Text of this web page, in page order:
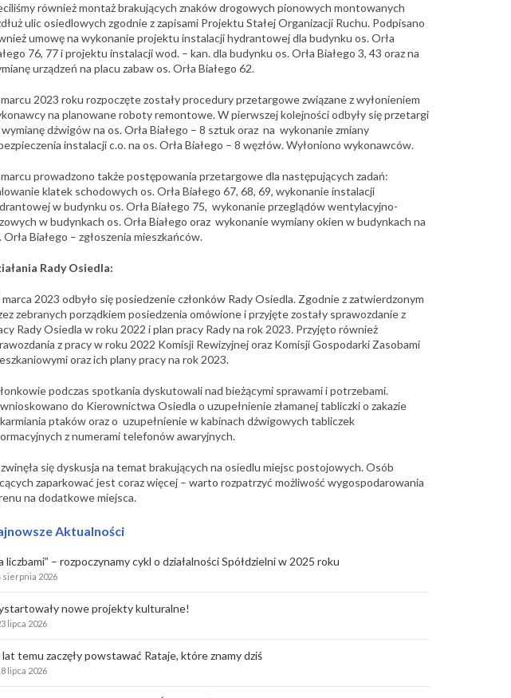
również montaż brakujących znaków drogowych pionowych montowanych
ulic osiedlowych zgodnie z zapisami Projektu Stałej Organizacji Ruchu. Podpisano
umowę na wykonanie projektu instalacji hydrantowej dla budynku os. Orła
76, 77 i projektu instalacji wod. – kan. dla budynku os. Orła Białego 3, 43 oraz na
urządzeń na placu zabaw os. Orła Białego 62.
2023 roku rozpoczęte zostały procedury przetargowe związane z wyłonieniem
na planowane roboty remontowe. W pierwszej kolejności odbyły się przetargi
wymianę dźwigów na os. Orła Białego – 8 sztuk oraz na wykonanie zmiany
instalacji c.o. na os. Orła Białego – 8 węzłów. Wyłoniono wykonawców.
prowadzono także postępowania przetargowe dla następujących zadań:
klatek schodowych os. Orła Białego 67, 68, 69, wykonanie instalacji
w budynku os. Orła Białego 75, wykonanie przeglądów wentylacyjno-
w budynkach os. Orła Białego oraz wykonanie wymiany okien w budynkach na
Orła Białego – zgłoszenia mieszkańców.
Rady Osiedla:
marca 2023 odbyło się posiedzenie członków Rady Osiedla. Zgodnie z zatwierdzonym
zebranych porządkiem posiedzenia omówione i przyjęte zostały sprawozdanie z
Rady Osiedla w roku 2022 i plan pracy Rady na rok 2023. Przyjęto również
z pracy w roku 2022 Komisji Rewizyjnej oraz Komisji Gospodarki Zasobami
oraz ich plany pracy na rok 2023.
podczas spotkania dyskutowali nad bieżącymi sprawami i potrzebami.
do Kierownictwa Osiedla o uzupełnienie złamanej tabliczki o zakazie
ptaków oraz o uzupełnienie w kabinach dźwigowych tabliczek
z numerami telefonów awaryjnych.
się dyskusja na temat brakujących na osiedlu miejsc postojowych. Osób
zaparkować jest coraz więcej – warto rozpatrzyć możliwość wygospodarowania
na dodatkowe miejsca.
Aktualności
liczbami” – rozpoczynamy cykl o działalności Spółdzielni w 2025 roku
sierpnia 2026
nowe projekty kulturalne!
lipca 2026
lat temu zaczęły powstawać Rataje, które znamy dziś
lipca 2026